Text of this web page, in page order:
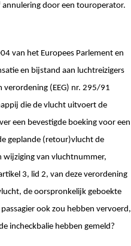
annulering door een touroperator.
van het Europees Parlement en
en bijstand aan luchtreizigers
(EEG) nr. 295/91
die de vlucht uitvoert de
een bevestigde boeking voor een
geplande (retour)vlucht de
wijziging van vluchtnummer,
3, lid 2, van deze verordening
de oorspronkelijk geboekte
ook zou hebben vervoerd,
incheckbalie hebben gemeld?